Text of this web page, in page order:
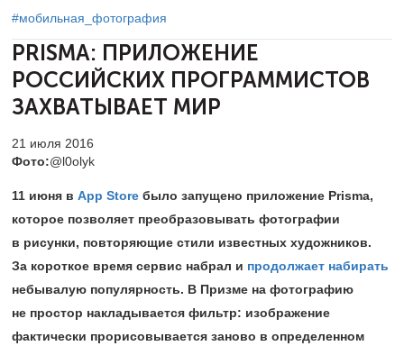
#мобильная_фотография
PRISMA: ПРИЛОЖЕНИЕ
РОССИЙСКИХ ПРОГРАММИСТОВ
ЗАХВАТЫВАЕТ МИР
21 июля 2016
Фото:@l0olyk
11 июня в App Store было запущено приложение Prisma,
которое позволяет преобразовывать фотографии
в рисунки, повторяющие стили известных художников.
За короткое время сервис набрал и продолжает набирать
небывалую популярность. В Призме на фотографию
не простор накладывается фильтр: изображение
фактически прорисовывается заново в определенном